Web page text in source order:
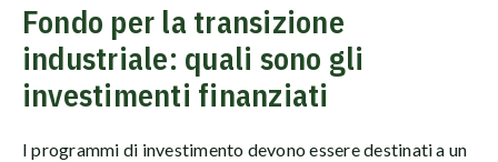
Fondo per la transizione
industriale: quali sono gli
investimenti finanziati
I programmi di investimento devono essere destinati a un